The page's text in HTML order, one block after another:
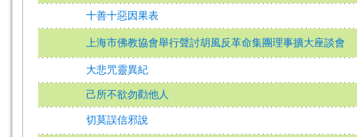
十善十惡因果表
上海市佛教協會舉行聲討胡風反革命集團理事擴大座談會
大悲咒靈異紀
己所不欲勿勸他人
切莫誤信邪說